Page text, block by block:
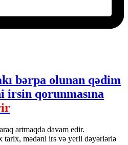
bərpa olunan qədim
irsin qorunmasına
artmaqda davam edir.
tarix, mədəni irs və yerli dəyərlərlə